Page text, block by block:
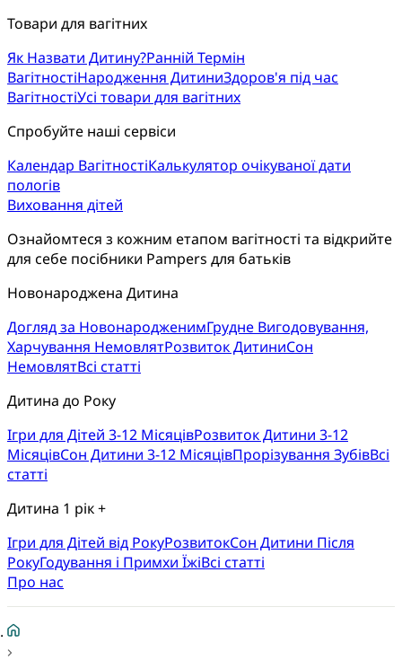
Товари для вагітних
Як Назвати Дитину?Ранній Термін
ВагітностіНародження ДитиниЗдоров'я під час
ВагітностіУсі товари для вагітних
Спробуйте наші сервіси
Календар ВагітностіКалькулятор очікуваної дати
пологів
Виховання дітей
Ознайомтеся з кожним етапом вагітності та відкрийте
для себе посібники Pampers для батьків
Новонароджена Дитина
Догляд за НовонародженимГрудне Вигодовування,
Харчування НемовлятРозвиток ДитиниСон
НемовлятВсі статті
Дитина до Року
Ігри для Дітей 3-12 МісяцівРозвиток Дитини 3-12
МісяцівСон Дитини 3-12 МісяцівПрорізування ЗубівВсі
статті
Дитина 1 рік +
Ігри для Дітей від РокуРозвитокCон Дитини Після
РокуГодування і Примхи ЇжіВсі статті
Про нас